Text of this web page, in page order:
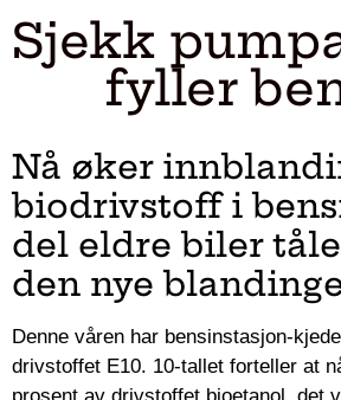
Sjekk
fyller
Nå øker
biodrivstoff i
del eldre biler
den nye
Denne våren har bensinstasjon-
drivstoffet E10. 10-tallet forteller at
prosent av drivstoffet bioetanol, det